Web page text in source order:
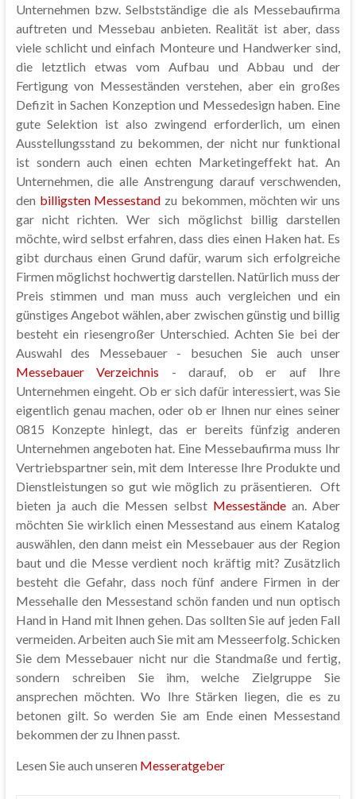
Unternehmen bzw. Selbstständige die als Messebaufirma
auftreten und Messebau anbieten. Realität ist aber, dass
viele schlicht und einfach Monteure und Handwerker sind,
die letztlich etwas vom Aufbau und Abbau und der
Fertigung von Messeständen verstehen, aber ein großes
Defizit in Sachen Konzeption und Messedesign haben. Eine
gute Selektion ist also zwingend erforderlich, um einen
Ausstellungsstand zu bekommen, der nicht nur funktional
ist sondern auch einen echten Marketingeffekt hat. An
Unternehmen, die alle Anstrengung darauf verschwenden,
den billigsten Messestand zu bekommen, möchten wir uns
gar nicht richten. Wer sich möglichst billig darstellen
möchte, wird selbst erfahren, dass dies einen Haken hat. Es
gibt durchaus einen Grund dafür, warum sich erfolgreiche
Firmen möglichst hochwertig darstellen. Natürlich muss der
Preis stimmen und man muss auch vergleichen und ein
günstiges Angebot wählen, aber zwischen günstig und billig
besteht ein riesengroßer Unterschied. Achten Sie bei der
Auswahl des Messebauer - besuchen Sie auch unser
Messebauer Verzeichnis - darauf, ob er auf Ihre
Unternehmen eingeht. Ob er sich dafür interessiert, was Sie
eigentlich genau machen, oder ob er Ihnen nur eines seiner
0815 Konzepte hinlegt, das er bereits fünfzig anderen
Unternehmen angeboten hat. Eine Messebaufirma muss Ihr
Vertriebspartner sein, mit dem Interesse Ihre Produkte und
Dienstleistungen so gut wie möglich zu präsentieren. Oft
bieten ja auch die Messen selbst Messeständean. Aber
möchten Sie wirklich einen Messestand aus einem Katalog
auswählen, den dann meist ein Messebauer aus der Region
baut und die Messe verdient noch kräftig mit? Zusätzlich
besteht die Gefahr, dass noch fünf andere Firmen in der
Messehalle den Messestand schön fanden und nun optisch
Hand in Hand mit Ihnen gehen. Das sollten Sie auf jeden Fall
vermeiden. Arbeiten auch Sie mit am Messeerfolg. Schicken
Sie dem Messebauer nicht nur die Standmaße und fertig,
sondern schreiben Sie ihm, welche Zielgruppe Sie
ansprechen möchten. Wo Ihre Stärken liegen, die es zu
betonen gilt. So werden Sie am Ende einen Messestand
bekommen der zu Ihnen passt.
Lesen Sie auch unseren Messeratgeber